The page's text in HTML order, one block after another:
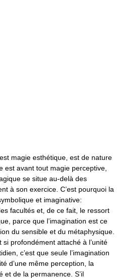
magie esthétique, est de nature
est avant tout magie perceptive,
se situe au-delà des
à son exercice. C’est pourquoi la
et imaginative:
facultés et, de ce fait, le ressort
parce que l’imagination est ce
du sensible et du métaphysique.
profondément attaché à l’unité
c’est que seule l’imagination
d’une même perception, la
et de la permanence. S’il